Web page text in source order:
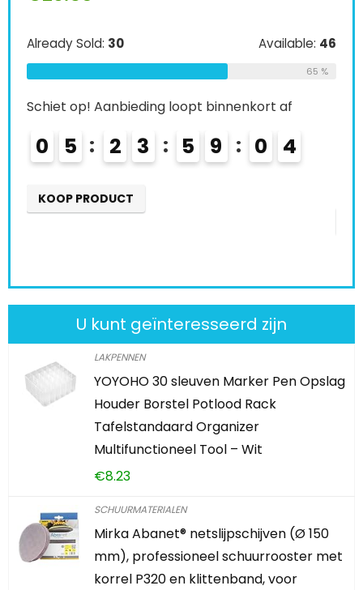
Available:
loopt binnenkort af
Already Sold:
0 6 2 3
U kunt geïnteresseerd zijn
LAKPENNEN
YOYOHO 30 sleuven Marker Pen Opslag
Houder Borstel Potlood Rack
Tafelstandaard Organizer
Multifunctioneel Tool – Wit
€8.23
SCHUURMATERIALEN
Mirka Abanet® netslijpschijven (Ø 150
mm), professioneel schuurrooster met
korrel P320 en klittenband, voor